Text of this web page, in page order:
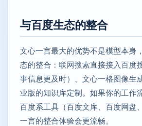
与百度生态的整合
文心一言最大的优势不是模型本身
态的整合：联网搜索直接接入百度
事信息更及时）、文心一格图像生
业版的知识库定制。如果你的工作
百度系工具（百度文库、百度网盘
一言的整合体验会更流畅。